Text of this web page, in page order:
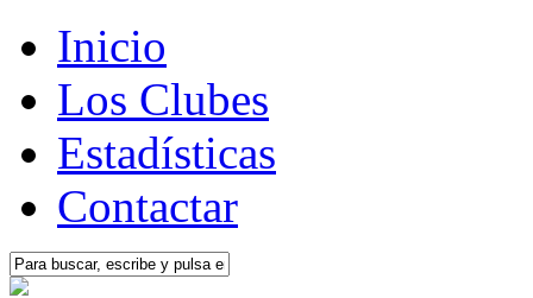
Inicio
Los Clubes
Estadísticas
Contactar